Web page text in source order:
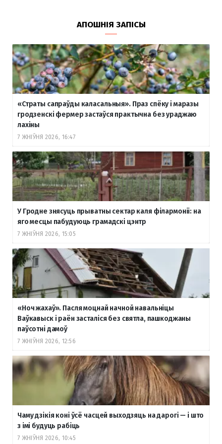
АПОШНІЯ ЗАПІСЫ
«Страты сапраўды каласальныя». Праз спёку і маразы
гродзенскі фермер застаўся практычна без ураджаю
лахіны
7 ЖНІЎНЯ 2026, 16:47
У Гродне знясуць прыватны сектар каля філармоніі: на
яго месцы пабудуюць грамадскі цэнтр
7 ЖНІЎНЯ 2026, 15:05
«Ноч жахаў». Пасля моцнай начной навальніцы
Ваўкавыск і раён засталіся без святла, пашкоджаны
паўсотні дамоў
7 ЖНІЎНЯ 2026, 12:56
Чаму дзікія коні ўсё часцей выходзяць на дарогі — і што
з імі будуць рабіць
7 ЖНІЎНЯ 2026, 10:45